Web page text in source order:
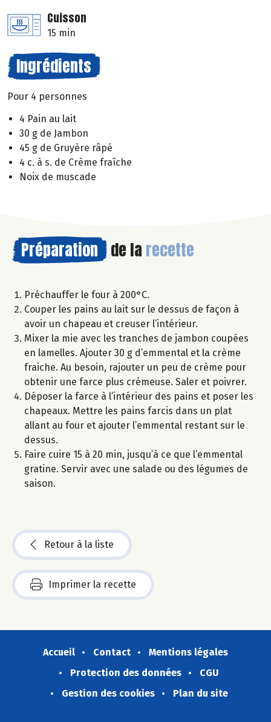
Cuisson
15 min
Ingrédients
Pour 4 personnes
4 Pain au lait
30 g de Jambon
45 g de Gruyère râpé
4 c. à s. de Crème fraîche
Noix de muscade
Préparation de la recette
Préchauffer le four à 200°C.
Couper les pains au lait sur le dessus de façon à
avoir un chapeau et creuser l’intérieur.
Mixer la mie avec les tranches de jambon coupées
en lamelles. Ajouter 30 g d’emmental et la crème
fraiche. Au besoin, rajouter un peu de crème pour
obtenir une farce plus crémeuse. Saler et poivrer.
Déposer la farce à l’intérieur des pains et poser les
chapeaux. Mettre les pains farcis dans un plat
allant au four et ajouter l’emmental restant sur le
dessus.
Faire cuire 15 à 20 min, jusqu’à ce que l’emmental
gratine. Servir avec une salade ou des légumes de
saison.
Retour à la liste
Imprimer la recette
Accueil Contact
Mentions légales
Protection des données
CGU
Gestion des cookies
Plan du site